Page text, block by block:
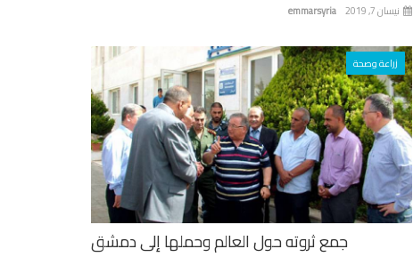
emmarsyria نيسان 7, 2019
زراعة وصحة
جمع ثروته حول العالم وحملها إلى دمشق